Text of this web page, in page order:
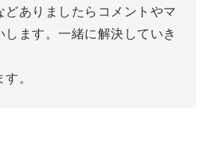
どありましたらコメントやマ
ます。一緒に解決していき
。